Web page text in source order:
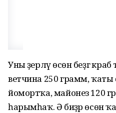
Уны әҙерләү өсөн беҙгә
ветчина 250 грамм,
йомортҡа, майонез 120
һарымһаҡ. Ә биҙәр өсөн